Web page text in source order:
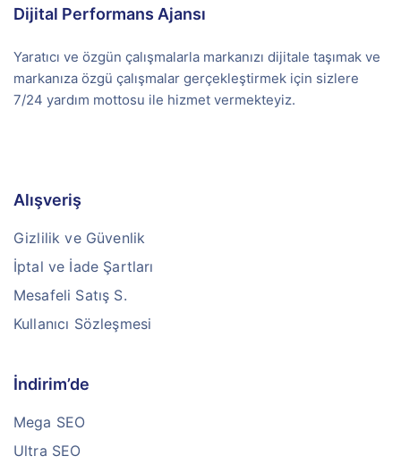
Dijital Performans Ajansı
Yaratıcı ve özgün çalışmalarla markanızı dijitale taşımak ve
markanıza özgü çalışmalar gerçekleştirmek için sizlere
7/24 yardım mottosu ile hizmet vermekteyiz.
Alışveriş
Gizlilik ve Güvenlik
İptal ve İade Şartları
Mesafeli Satış S.
Kullanıcı Sözleşmesi
İndirim’de
Mega SEO
Ultra SEO